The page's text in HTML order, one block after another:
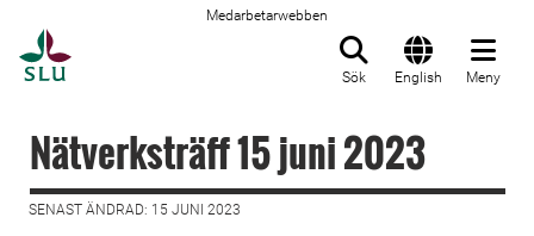
Medarbetarwebben
Sök English Meny
Nätverksträff 15 juni 2023
SENAST ÄNDRAD: 15 JUNI 2023